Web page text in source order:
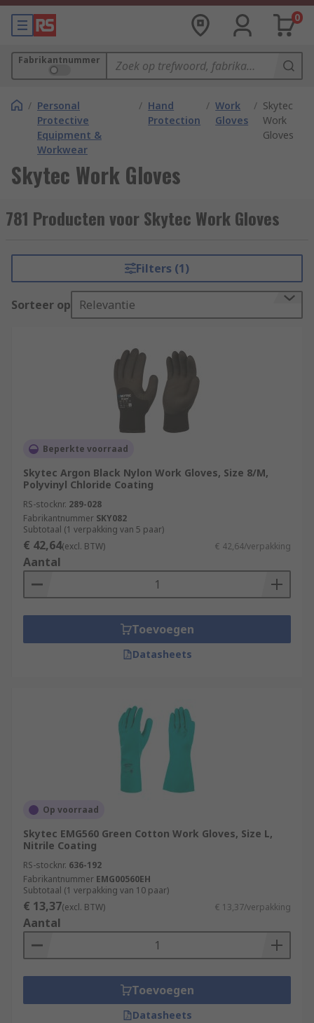
0
Fabrikantnummer
/ Personal
Protective
Equipment &
Workwear
/ Hand
Protection
/ Work
Gloves
/ Skytec
Work
Gloves
Skytec Work Gloves
781 Producten voor Skytec Work Gloves
Filters (1)
Sorteer op Relevantie
Beperkte voorraad
Skytec Argon Black Nylon Work Gloves, Size 8/M,
Polyvinyl Chloride Coating
RS-stocknr. 289-028
Fabrikantnummer SKY082
Subtotaal (1 verpakking van 5 paar)
€ 42,64(excl. BTW) € 42,64/verpakking
Aantal
Toevoegen
Datasheets
Op voorraad
Skytec EMG560 Green Cotton Work Gloves, Size L,
Nitrile Coating
RS-stocknr. 636-192
Fabrikantnummer EMG00560EH
Subtotaal (1 verpakking van 10 paar)
€ 13,37(excl. BTW) € 13,37/verpakking
Aantal
Toevoegen
Datasheets